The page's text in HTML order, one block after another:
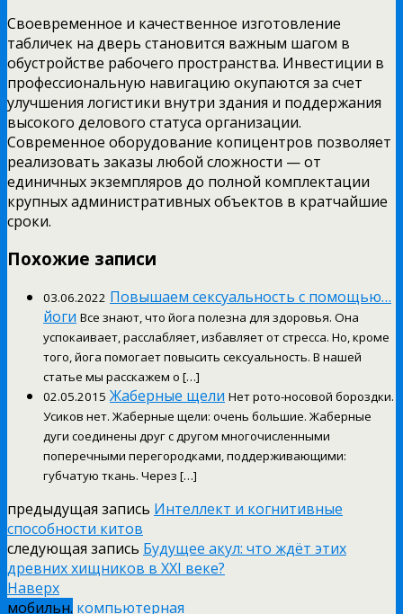
Своевременное и качественное изготовление
табличек на дверь становится важным шагом в
обустройстве рабочего пространства. Инвестиции в
профессиональную навигацию окупаются за счет
улучшения логистики внутри здания и поддержания
высокого делового статуса организации.
Современное оборудование копицентров позволяет
реализовать заказы любой сложности — от
единичных экземпляров до полной комплектации
крупных административных объектов в кратчайшие
сроки.
Похожие записи
03.06.2022 Повышаем сексуальность с помощью…
йоги Все знают, что йога полезна для здоровья. Она
успокаивает, расслабляет, избавляет от стресса. Но, кроме
того, йога помогает повысить сексуальность. В нашей
статье мы расскажем о […]
02.05.2015 Жаберные щели Нет рото-носовой бороздки.
Усиков нет. Жаберные щели: очень большие. Жаберные
дуги соединены друг с другом многочисленными
поперечными перегородками, поддерживающими:
губчатую ткань. Через […]
предыдущая запись Интеллект и когнитивные
способности китов
следующая запись Будущее акул: что ждёт этих
древних хищников в XXI веке?
Наверх
мобильн. компьютерная